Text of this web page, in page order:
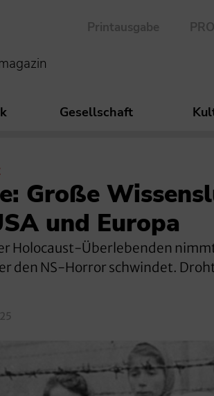
Printausgabe
Gesellschaft
Große
und Europa
Holocaust-Überlebenden
den NS-Horror schwindet.